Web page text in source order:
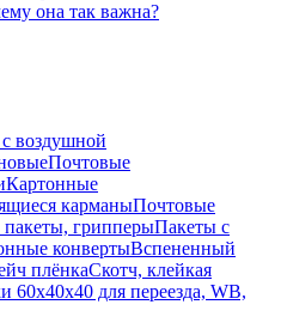
она так важна?
воздушной
Почтовые
Картонные
карманыПочтовые
пакеты, грипперыПакеты с
конвертыВспененный
плёнкаСкотч, клейкая
60х40х40 для переезда, WB,